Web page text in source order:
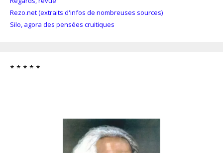
Rezo.net (extraits d'infos de nombreuses sources)
Silo, agora des pensées cruitiques
* * * * *